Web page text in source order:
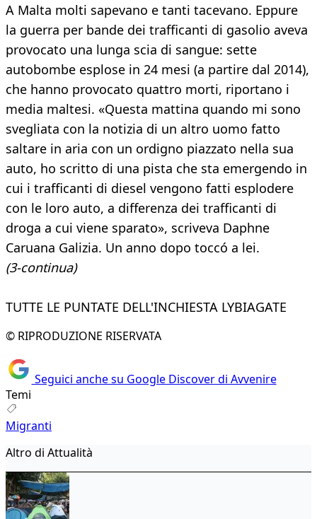
A Malta molti sapevano e tanti tacevano. Eppure
la guerra per bande dei trafficanti di gasolio aveva
provocato una lunga scia di sangue: sette
autobombe esplose in 24 mesi (a partire dal 2014),
che hanno provocato quattro morti, riportano i
media maltesi. «Questa mattina quando mi sono
svegliata con la notizia di un altro uomo fatto
saltare in aria con un ordigno piazzato nella sua
auto, ho scritto di una pista che sta emergendo in
cui i trafficanti di diesel vengono fatti esplodere
con le loro auto, a differenza dei trafficanti di
droga a cui viene sparato», scriveva Daphne
Caruana Galizia. Un anno dopo toccó a lei.
(3-continua)
TUTTE LE PUNTATE DELL'INCHIESTA LYBIAGATE
© RIPRODUZIONE RISERVATA
Seguici anche su Google Discover di Avvenire
Temi
Migranti
Altro di Attualità